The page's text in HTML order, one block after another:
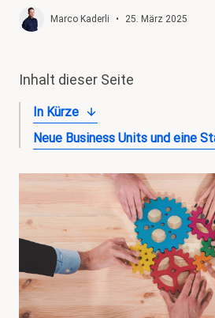
Marco Kaderli • 25. März 2025
Inhalt dieser Seite
In Kürze
Neue Business Units und eine